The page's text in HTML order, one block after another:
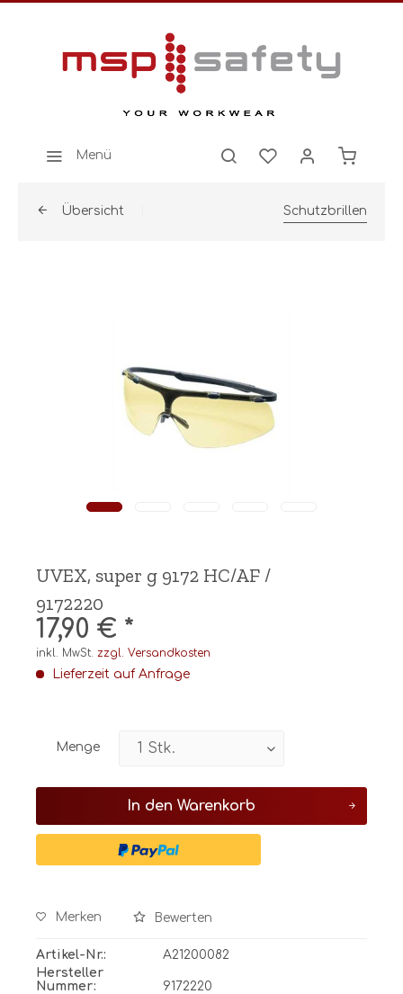
Menü
Übersicht Schutzbrillen
UVEX, super g 9172 HC/AF /
9172220
17,90 € *
inkl. MwSt. zzgl. Versandkosten
Lieferzeit auf Anfrage
Menge
In den Warenkorb
Merken Bewerten
Artikel-Nr.:
A21200082
Hersteller
Nummer:
9172220